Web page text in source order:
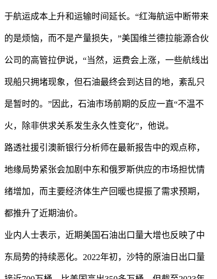
于航运成本上升和运输时间延长。“红海航运中断带来
的是烦恼，而不是产量损失，”美国维兰德拉能源合伙
公司的高管拉伊说，“当然，运费会上涨，一些航线出
现船只拥堵现象，但石油最终会到达目的地，紊乱只
是暂时的。”因此，石油市场前期的反应一直“不温不
火，除非供求关系发生永久性变化”，他说。
路透社援引澳新银行分析师在最新报告中的观点称，
地缘局势紧张会加剧中东和俄罗斯供应的市场担忧情
绪增加，而主要经济体生产回暖也提振了需求预期，
都推升了近期油价。
业内人士表示，近期美国石油出口量大增也反映了中
东局势的持续恶化。2022年初，沙特的原油日出口量